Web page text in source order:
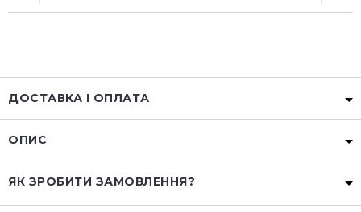
ДОСТАВКА І ОПЛАТА
ОПИС
ЯК ЗРОБИТИ ЗАМОВЛЕННЯ?